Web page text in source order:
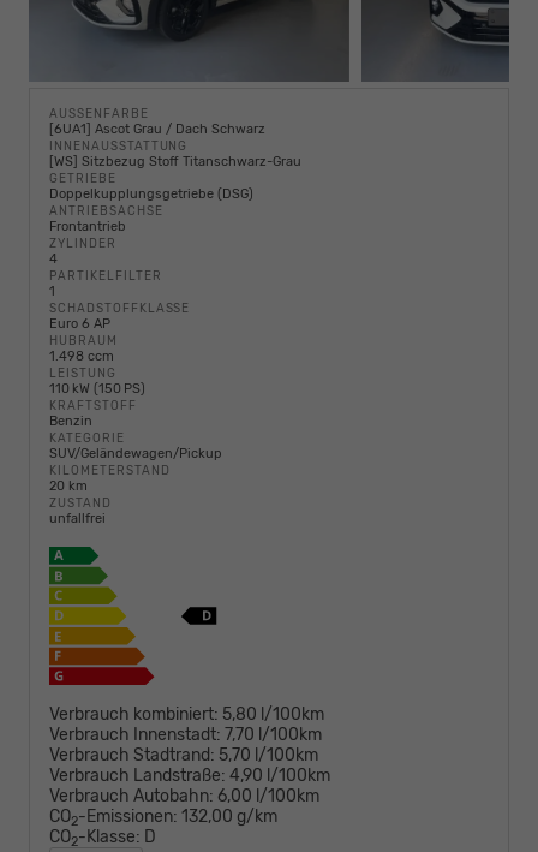
AUSSENFARBE
[6UA1] Ascot Grau / Dach Schwarz
INNENAUSSTATTUNG
[WS] Sitzbezug Stoff Titanschwarz-Grau
GETRIEBE
Doppelkupplungsgetriebe (DSG)
ANTRIEBSACHSE
Frontantrieb
ZYLINDER
4
PARTIKELFILTER
1
SCHADSTOFFKLASSE
Euro 6 AP
HUBRAUM
1.498 ccm
LEISTUNG
110 kW (150 PS)
KRAFTSTOFF
Benzin
KATEGORIE
SUV/Geländewagen/Pickup
KILOMETERSTAND
20 km
ZUSTAND
unfallfrei
Verbrauch kombiniert: 5,80 l/100km
Verbrauch Innenstadt: 7,70 l/100km
Verbrauch Stadtrand: 5,70 l/100km
Verbrauch Landstraße: 4,90 l/100km
Verbrauch Autobahn: 6,00 l/100km
CO2-Emissionen: 132,00 g/km
CO2-Klasse: D